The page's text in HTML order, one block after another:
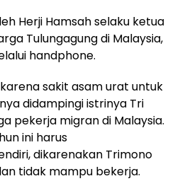
Herji Hamsah selaku ketua
Tulungagung di Malaysia,
handphone.
sakit asam urat untuk
didampingi istrinya Tri
pekerja migran di Malaysia.
ini harus
dikarenakan Trimono
tidak mampu bekerja.